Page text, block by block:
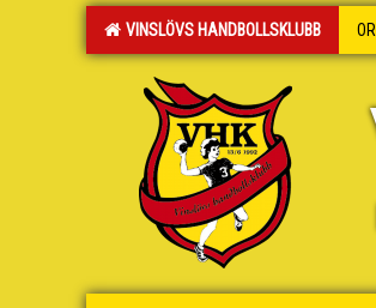
VINSLÖVS HANDBOLLSKLUBB